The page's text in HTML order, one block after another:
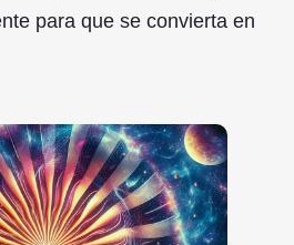
para que se convierta en